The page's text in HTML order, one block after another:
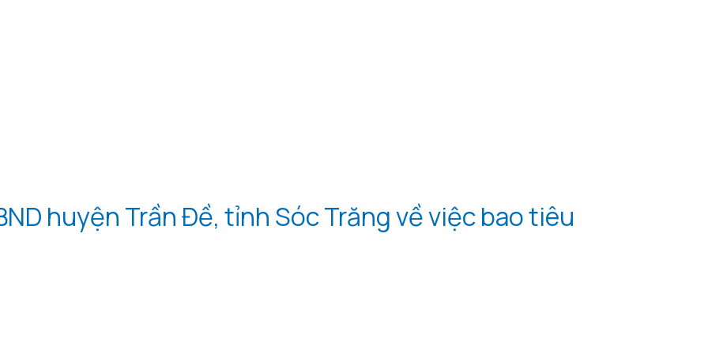
huyện Trần Đề, tỉnh Sóc Trăng về việc bao tiêu